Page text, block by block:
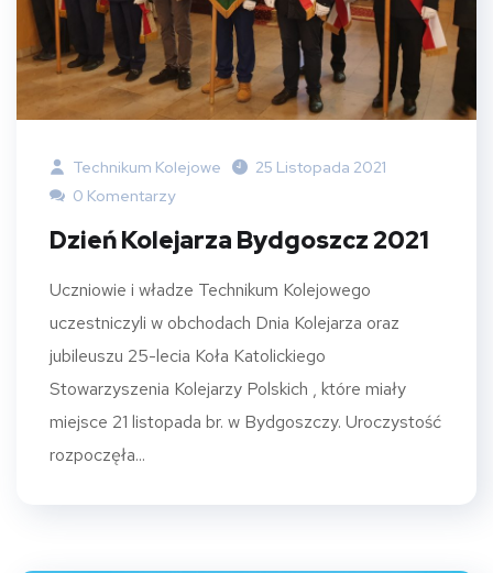
Technikum Kolejowe
25 Listopada 2021
0 Komentarzy
Dzień Kolejarza Bydgoszcz 2021
Uczniowie i władze Technikum Kolejowego
uczestniczyli w obchodach Dnia Kolejarza oraz
jubileuszu 25-lecia Koła Katolickiego
Stowarzyszenia Kolejarzy Polskich , które miały
miejsce 21 listopada br. w Bydgoszczy. Uroczystość
rozpoczęła...